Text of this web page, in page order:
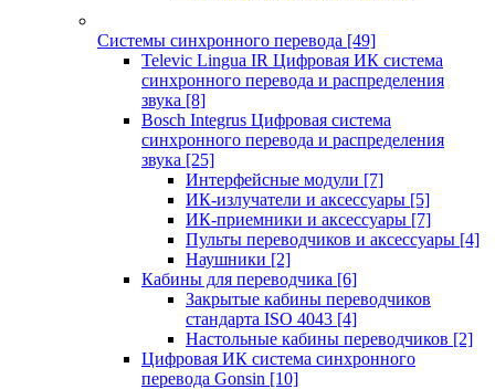
Системы синхронного перевода [49]
Televic Lingua IR Цифровая ИК система
синхронного перевода и распределения
звука [8]
Bosch Integrus Цифровая система
синхронного перевода и распределения
звука [25]
Интерфейсные модули [7]
ИК-излучатели и аксессуары [5]
ИК-приемники и аксессуары [7]
Пульты переводчиков и аксессуары [4]
Наушники [2]
Кабины для переводчика [6]
Закрытые кабины переводчиков
стандарта ISO 4043 [4]
Настольные кабины переводчиков [2]
Цифровая ИК система синхронного
перевода Gonsin [10]